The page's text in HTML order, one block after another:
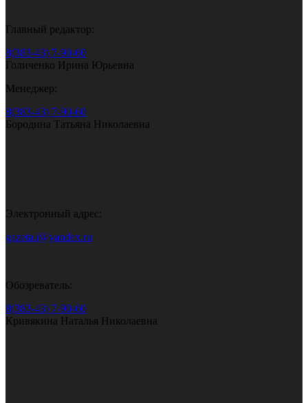
Главный редактор:
8(383-43) 7-90-60
Голиченко Ирина Юрьевна
Менеджер:
8(383-43) 7-90-60
Бородина Татьяна Николаевна
Электронный адрес:
gazeta.i@yandex.ru
Обозреватель:
8(383-43) 7-90-60
Кривякина Наталья Николаевна